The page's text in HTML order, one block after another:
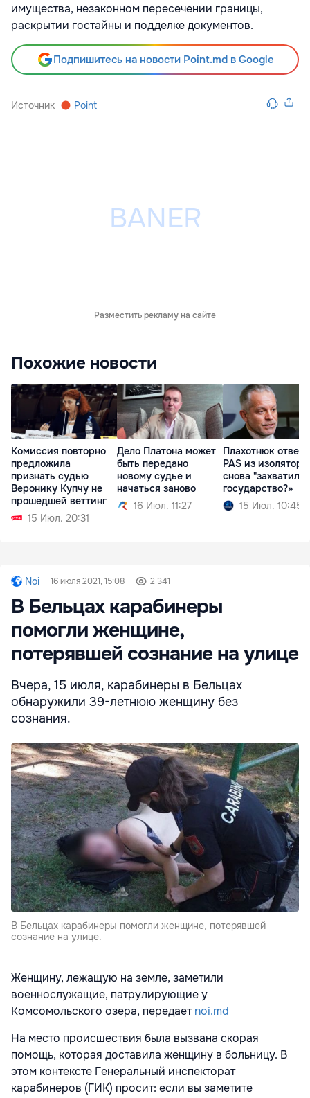
имущества, незаконном пересечении границы,
раскрытии гостайны и подделке документов.
Подпишитесь на новости Point.md в Google
Источник Point
Разместить рекламу на сайте
Похожие новости
Комиссия повторно
предложила
признать судью
Веронику Купчу не
прошедшей веттинг
15 Июл. 20:31
Дело Платона может
быть передано
новому судье и
начаться заново
16 Июл. 11:27
Плахотнюк
PAS из
снова "захватил"
государство?»
15 Июл. 10:45
Noi 16 июля 2021, 15:08 2 341
В Бельцах карабинеры
помогли женщине,
потерявшей сознание на улице
Вчера, 15 июля, карабинеры в Бельцах
обнаружили 39-летнюю женщину без
сознания.
В Бельцах карабинеры помогли женщине, потерявшей
сознание на улице.
Женщину, лежащую на земле, заметили
военнослужащие, патрулирующие у
Комсомольского озера, передаетnoi.md
На место происшествия была вызвана скорая
помощь, которая доставила женщину в больницу. В
этом контексте Генеральный инспекторат
карабинеров (ГИК) просит: если вы заметите